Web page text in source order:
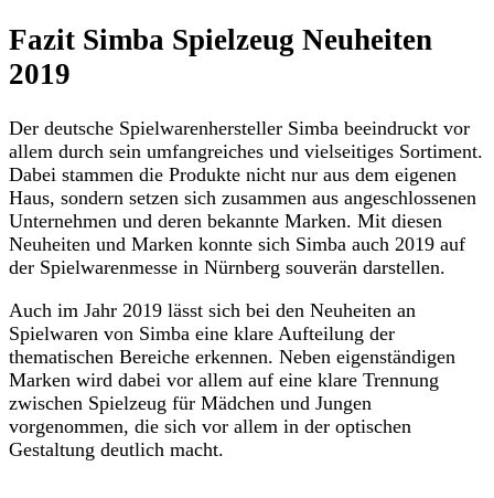
Fazit Simba Spielzeug Neuheiten
2019
Der deutsche Spielwarenhersteller Simba beeindruckt vor
allem durch sein umfangreiches und vielseitiges Sortiment.
Dabei stammen die Produkte nicht nur aus dem eigenen
Haus, sondern setzen sich zusammen aus angeschlossenen
Unternehmen und deren bekannte Marken. Mit diesen
Neuheiten und Marken konnte sich Simba auch 2019 auf
der Spielwarenmesse in Nürnberg souverän darstellen.
Auch im Jahr 2019 lässt sich bei den Neuheiten an
Spielwaren von Simba eine klare Aufteilung der
thematischen Bereiche erkennen. Neben eigenständigen
Marken wird dabei vor allem auf eine klare Trennung
zwischen Spielzeug für Mädchen und Jungen
vorgenommen, die sich vor allem in der optischen
Gestaltung deutlich macht.